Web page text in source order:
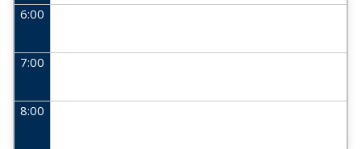
6:00
7:00
8:00